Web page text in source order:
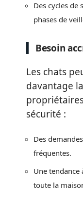
Des cycles de
phases de
Besoin
Les chats
davantage
sécurité :
Des
fréquentes.
Une
toute la